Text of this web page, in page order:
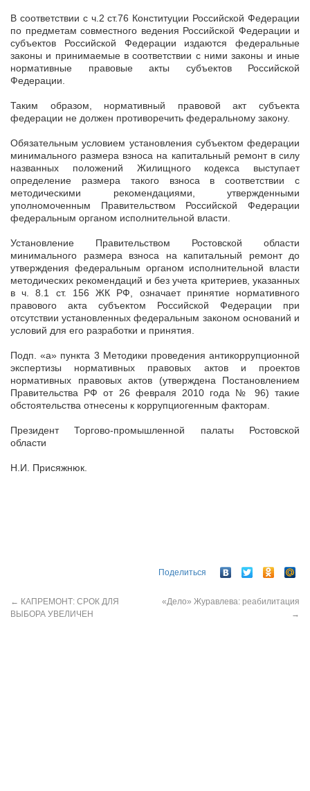
В соответствии с ч.2 ст.76 Конституции Российской Федерации
по предметам совместного ведения Российской Федерации и
субъектов Российской Федерации издаются федеральные
законы и принимаемые в соответствии с ними законы и иные
нормативные правовые акты субъектов Российской
Федерации.
Таким образом, нормативный правовой акт субъекта
федерации не должен противоречить федеральному закону.
Обязательным условием установления субъектом федерации
минимального размера взноса на капитальный ремонт в силу
названных положений Жилищного кодекса выступает
определение размера такого взноса в соответствии с
методическими рекомендациями, утвержденными
уполномоченным Правительством Российской Федерации
федеральным органом исполнительной власти.
Установление Правительством Ростовской области
минимального размера взноса на капитальный ремонт до
утверждения федеральным органом исполнительной власти
методических рекомендаций и без учета критериев, указанных
в ч. 8.1 ст. 156 ЖК РФ, означает принятие нормативного
правового акта субъектом Российской Федерации при
отсутствии установленных федеральным законом оснований и
условий для его разработки и принятия.
Подп. «а» пункта 3 Методики проведения антикоррупционной
экспертизы нормативных правовых актов и проектов
нормативных правовых актов (утверждена Постановлением
Правительства РФ от 26 февраля 2010 года № 96) такие
обстоятельства отнесены к коррупциогенным факторам.
Президент Торгово-промышленной палаты Ростовской
области
Н.И. Присяжнюк.
Поделиться
← КАПРЕМОНТ: СРОК ДЛЯ
ВЫБОРА УВЕЛИЧЕН
«Дело» Журавлева: реабилитация
→